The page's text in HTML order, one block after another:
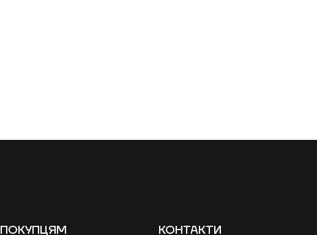
ПОКУПЦЯМ КОНТАКТИ